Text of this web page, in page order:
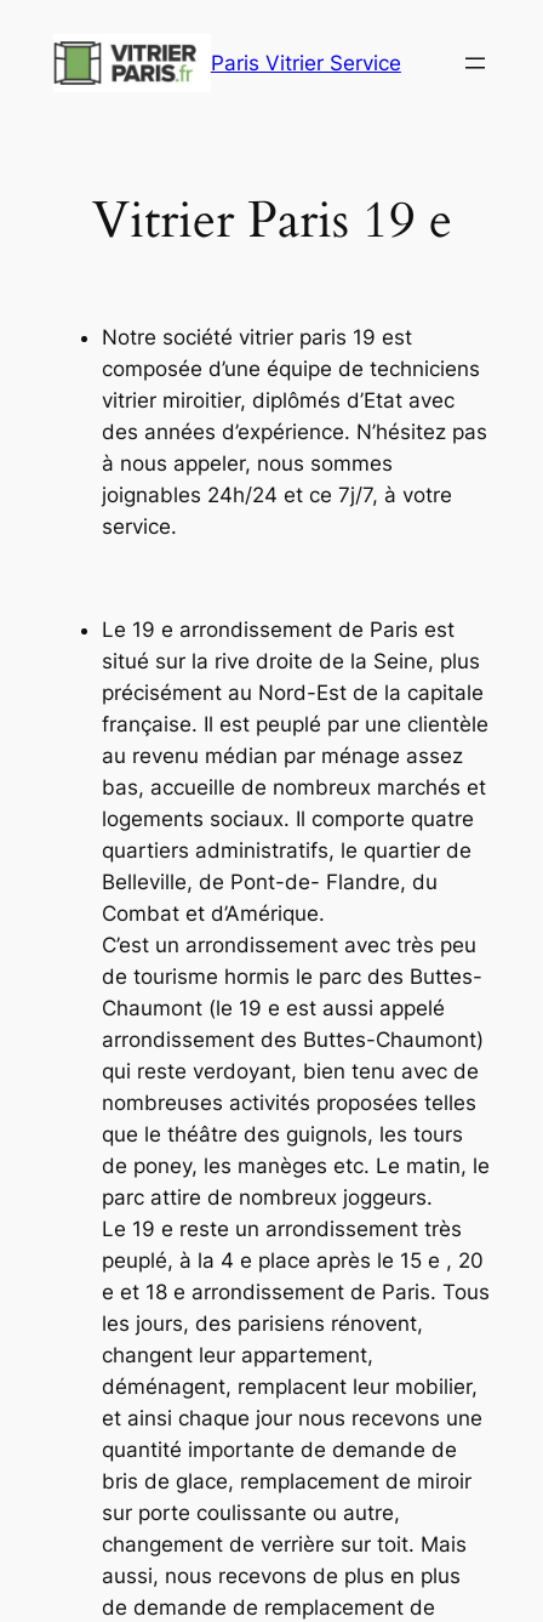
contenu
Paris Vitrier Service
Vitrier Paris 19 e
Notre société vitrier paris 19 est
composée d’une équipe de techniciens
vitrier miroitier, diplômés d’Etat avec
des années d’expérience. N’hésitez pas
à nous appeler, nous sommes
joignables 24h/24 et ce 7j/7, à votre
service.
Le 19 e arrondissement de Paris est
situé sur la rive droite de la Seine, plus
précisément au Nord-Est de la capitale
française. Il est peuplé par une clientèle
au revenu médian par ménage assez
bas, accueille de nombreux marchés et
logements sociaux. Il comporte quatre
quartiers administratifs, le quartier de
Belleville, de Pont-de- Flandre, du
Combat et d’Amérique.
C’est un arrondissement avec très peu
de tourisme hormis le parc des Buttes-
Chaumont (le 19 e est aussi appelé
arrondissement des Buttes-Chaumont)
qui reste verdoyant, bien tenu avec de
nombreuses activités proposées telles
que le théâtre des guignols, les tours
de poney, les manèges etc. Le matin, le
parc attire de nombreux joggeurs.
Le 19 e reste un arrondissement très
peuplé, à la 4 e place après le 15 e , 20
e et 18 e arrondissement de Paris. Tous
les jours, des parisiens rénovent,
changent leur appartement,
déménagent, remplacent leur mobilier,
et ainsi chaque jour nous recevons une
quantité importante de demande de
bris de glace, remplacement de miroir
sur porte coulissante ou autre,
changement de verrière sur toit. Mais
aussi, nous recevons de plus en plus
de demande de remplacement de